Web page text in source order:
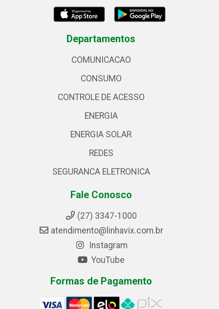
Departamentos
COMUNICACAO
CONSUMO
CONTROLE DE ACESSO
ENERGIA
ENERGIA SOLAR
REDES
SEGURANCA ELETRONICA
Fale Conosco
(27) 3347-1000
atendimento@linhavix.com.br
Instagram
YouTube
Formas de Pagamento